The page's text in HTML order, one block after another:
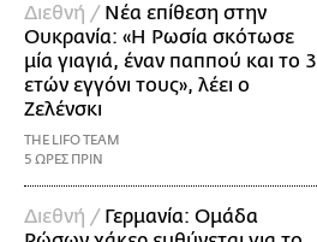
Διεθνή / Νέα επίθεση στην
Ουκρανία: «Η Ρωσία σκότωσε
μία γιαγιά, έναν παππού και το 3
ετών εγγόνι τους», λέει ο
Ζελένσκι
THE LIFO TEAM
5 ΩΡΕΣ ΠΡΙΝ
Διεθνή / Γερμανία: Ομάδα